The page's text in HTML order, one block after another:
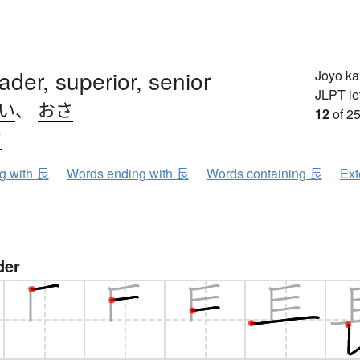
superior, senior
、 おさ
Jōyō
JLPT
12of
with 長 Words ending with 長 Words containing 長